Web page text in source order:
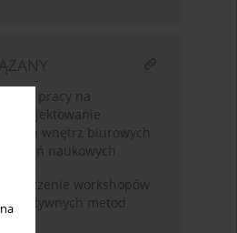
pracy na
Projektowanie
wnętrz biurowych
naukowych
Znaczenie workshopów
metod